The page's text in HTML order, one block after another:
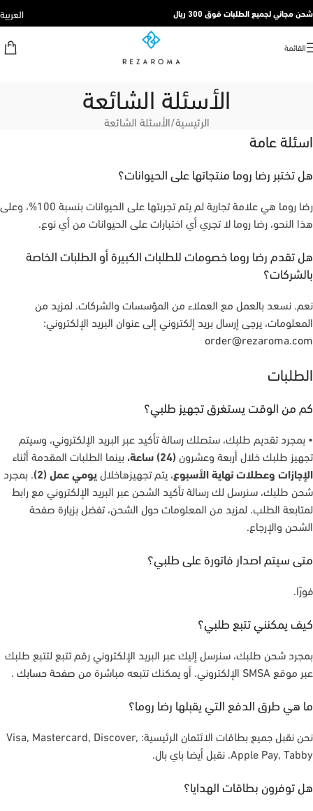
شحن مجاني لجميع الطلبات فوق 300 ريال العربية
القائمة
الأسئلة الشائعة
الرئيسية الأسئلة الشائعة
اسئلة عامة
هل تختبر رضا روما منتجاتها على الحيوانات؟
رضا روما هي علامة تجارية لم يتم تجربتها على الحيوانات بنسبة 100%، وعلى
هذا النحو، رضا روما لا تجري أي اختبارات على الحيوانات من أي نوع.
هل تقدم رضا روما خصومات للطلبات الكبيرة أو الطلبات الخاصة
بالشركات؟
نعم. نسعد بالعمل مع العملاء من المؤسسات والشركات. لمزيد من
المعلومات، يرجى إرسال بريد إلكتروني إلى عنوان البريد الإلكتروني:
order@rezaroma.com
الطلبات
كم من الوقت يستغرق تجهيز طلبي؟
• بمجرد تقديم طلبك، ستصلك رسالة تأكيد عبر البريد الإلكتروني، وسيتم
تجهيز طلبك خلال أربعة وعشرون(24) ساعة،
بينما الطلبات المقدمة أثناء
الإجازات وعطلات نهاية الأسبوع، يتم تجهيزهاخلال يومي عمل (2)
. بمجرد
شحن طلبك، سنرسل لك رسالة تأكيد الشحن عبر البريد الإلكتروني مع رابط
لمتابعة الطلب. لمزيد من المعلومات حول الشحن، تفضل بزيارة صفحة
الشحن والإرجاع.
متى سيتم اصدار فاتورة على طلبي؟
فورًا.
كيف يمكنني تتبع طلبي؟
بمجرد شحن طلبك، سنرسل إليك عبر البريد الإلكتروني رقم تتبع لتتبع طلبك
عبر موقع SMSA الإلكتروني. أو يمكنك تتبعه مباشرة من
صفحة حسابك .
ما هي طرق الدفع التي يقبلها رضا روما؟
نحن نقبل جميع بطاقات الائتمان الرئيسية: Visa, Mastercard, Discover,
Apple Pay, Tabby. نقبل أيضا باي بال.
هل توفرون بطاقات الهدايا؟